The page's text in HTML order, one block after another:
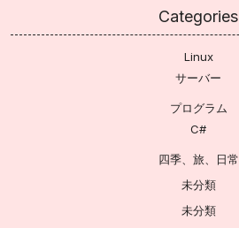
Categories
Linux
サーバー
プログラム
C#
四季、旅、日常
未分類
未分類